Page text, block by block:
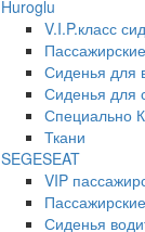
Huroglu
V.I.P.класс
Сиденья для
Сиденья для
Специально
Ткани
SEGESEAT
VIP
Сиденья